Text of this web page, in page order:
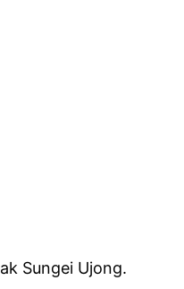
Sungei Ujong.